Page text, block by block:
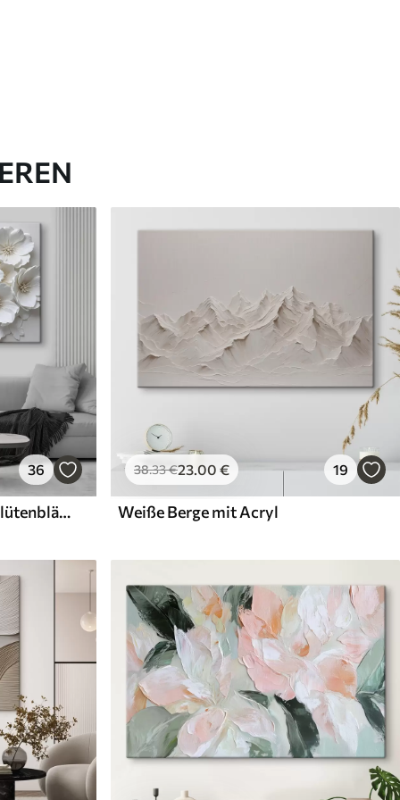
36
Weiße Blüten mit zarten Blütenblättern, angeordnet in einem wunderschönen Blumenmuster vor einem hellen Hintergrund
38.33€23.00 € 19
Weiße Berge mit Acryl